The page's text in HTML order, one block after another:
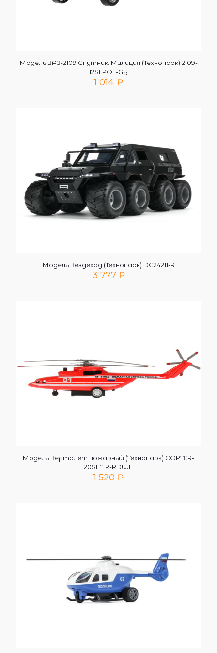
Модель ВАЗ-2109 Спутник. Милиция (Технопарк) 2109-
12SLPOL-GY
1 014 ₽
Модель Вездеход (Технопарк) DC24211-R
3 777 ₽
Модель Вертолет пожарный (Технопарк) COPTER-
20SLFIR-RDWH
1 520 ₽